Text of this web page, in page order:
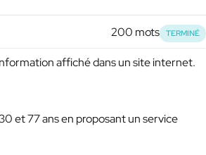
200 mots TERMINÉ
affiché dans un site internet.
et 77 ans en proposant un service